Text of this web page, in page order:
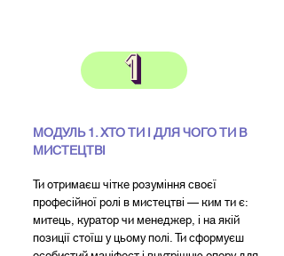
МОДУЛЬ 1. ХТО ТИ І ДЛЯ ЧОГО ТИ В
МИСТЕЦТВІ
Ти отримаєш чітке розуміння своєї
професійної ролі в мистецтві — ким ти є:
митець, куратор чи менеджер, і на якій
позиції стоїш у цьому полі. Ти сформуєш